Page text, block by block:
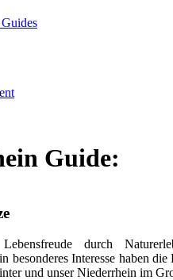
size
Guide:
durch
besonderes Interesse haben
und unser Niederrhein im